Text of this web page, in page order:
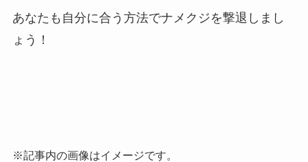
あなたも自分に合う方法でナメクジを撃退しまし
ょう！
※記事内の画像はイメージです。